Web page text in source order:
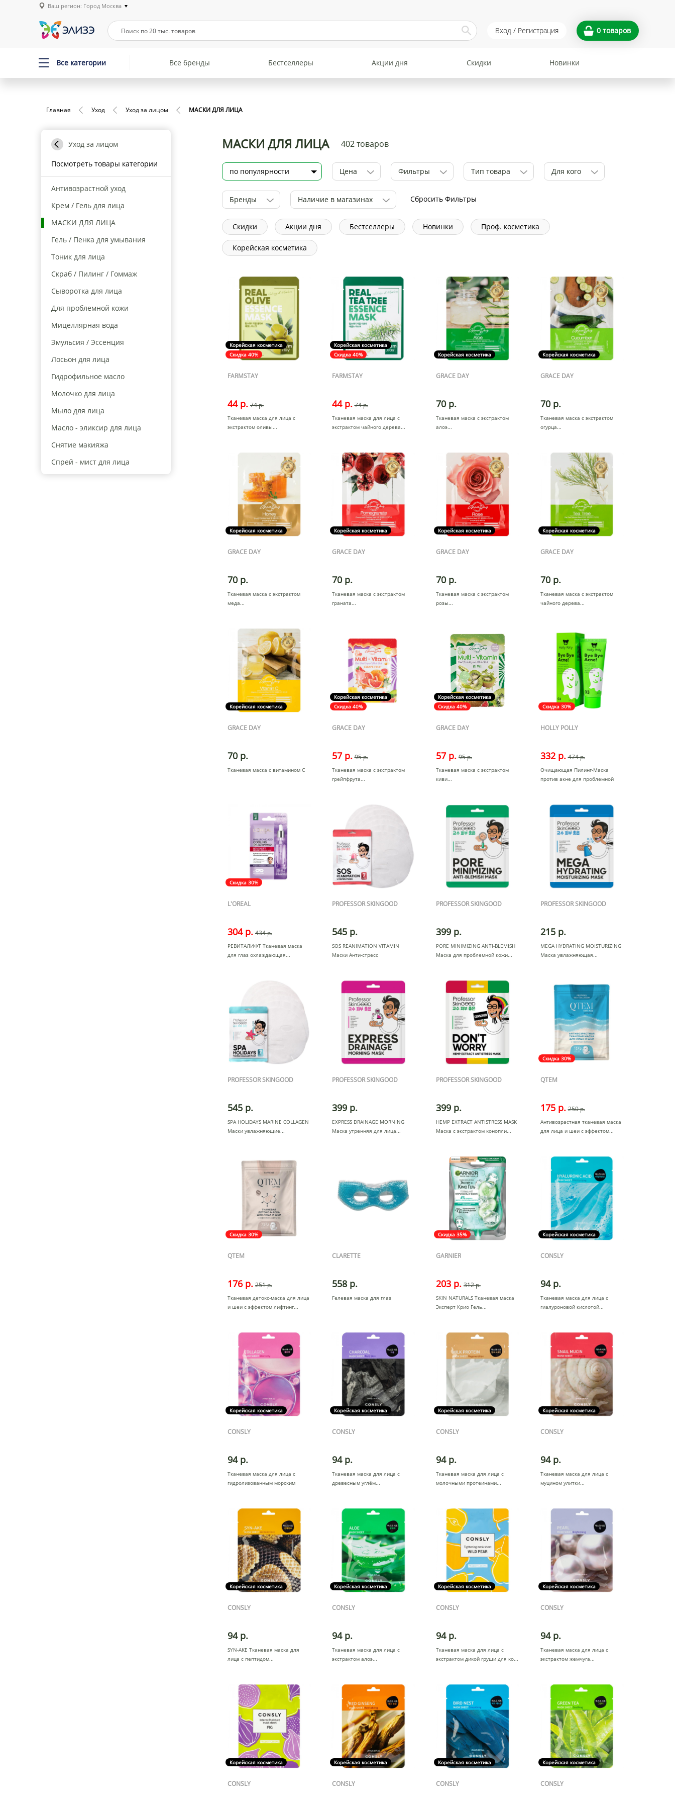
Ваш регион: Город Москва
Вход / Регистрация 0 товаров
Все категории Все бренды Бестселлеры Акции дня Скидки Новинки
Главная Уход Уход за лицом МАСКИ ДЛЯ ЛИЦА
Уход за лицом
Посмотреть товары категории
Антивозрастной уход
Крем / Гель для лица
МАСКИ ДЛЯ ЛИЦА
Гель / Пенка для умывания
Тоник для лица
Скраб / Пилинг / Гоммаж
Сыворотка для лица
Для проблемной кожи
Мицеллярная вода
Эмульсия / Эссенция
Лосьон для лица
Гидрофильное масло
Молочко для лица
Мыло для лица
Масло - эликсир для лица
Снятие макияжа
Спрей - мист для лица
МАСКИ ДЛЯ ЛИЦА 402 товаров
Цена Фильтры Тип товара Для кого
Бренды Наличие в магазинах Сбросить Фильтры
Скидки Акции дня Бестселлеры Новинки Проф. косметика
Корейская косметика
Корейская косметика
Скидка 40%
FARMSTAY
44 р. 74 р.
Тканевая маска для лица с
экстрактом оливы
Корейская косметика
Скидка 40%
FARMSTAY
44 р. 74 р.
Тканевая маска для лица с
экстрактом чайного дерева
Корейская косметика
GRACE DAY
70 р.
Тканевая маска с экстрактом
алоэ
Корейская косметика
GRACE DAY
70 р.
Тканевая маска с экстрактом
огурца
Корейская косметика
GRACE DAY
70 р.
Тканевая маска с экстрактом
меда
Корейская косметика
GRACE DAY
70 р.
Тканевая маска с экстрактом
граната
Корейская косметика
GRACE DAY
70 р.
Тканевая маска с экстрактом
розы
Корейская косметика
GRACE DAY
70 р.
Тканевая маска с экстрактом
чайного дерева
Корейская косметика
GRACE DAY
70 р.
Тканевая маска с витамином C
Корейская косметика
Скидка 40%
GRACE DAY
57 р. 95 р.
Тканевая маска с экстрактом
грейпфрута
Корейская косметика
Скидка 40%
GRACE DAY
57 р. 95 р.
Тканевая маска с экстрактом
киви
Скидка 30%
HOLLY POLLY
332 р. 474 р.
Очищающая Пилинг-Маска
против акне для проблемной
Скидка 30%
L'OREAL
304 р. 434 р.
РЕВИТАЛИФТ Тканевая маска
для глаз охлаждающая
PROFESSOR SKINGOOD
545 р.
SOS REANIMATION VITAMIN
Маски Анти-стресс
PROFESSOR SKINGOOD
399 р.
PORE MINIMIZING ANTI-BLEMISH
Маска для проблемной кожи
PROFESSOR SKINGOOD
215 р.
MEGA HYDRATING MOISTURIZING
Маска увлажняющая
PROFESSOR SKINGOOD
545 р.
SPA HOLIDAYS MARINE COLLAGEN
Маски увлажняющие
PROFESSOR SKINGOOD
399 р.
EXPRESS DRAINAGE MORNING
Маска утренняя для лица
PROFESSOR SKINGOOD
399 р.
HEMP EXTRACT ANTISTRESS MASK
Маска с экстрактом конопли
Скидка 30%
QTEM
175 р. 250 р.
Антивозрастная тканевая маска
для лица и шеи с эффектом
Скидка 30%
QTEM
176 р. 251 р.
Тканевая детокс-маска для лица
и шеи с эффектом лифтинг
CLARETTE
558 р.
Гелевая маска для глаз
Скидка 35%
GARNIER
203 р. 312 р.
SKIN NATURALS Тканевая маска
Эксперт Крио Гель
Корейская косметика
CONSLY
94 р.
Тканевая маска для лица с
гиалуроновой кислотой
Корейская косметика
CONSLY
94 р.
Тканевая маска для лица с
гидролизованным морским
Корейская косметика
CONSLY
94 р.
Тканевая маска для лица с
древесным углём
Корейская косметика
CONSLY
94 р.
Тканевая маска для лица с
молочными протеинами
Корейская косметика
CONSLY
94 р.
Тканевая маска для лица с
муцином улитки
Корейская косметика
CONSLY
94 р.
SYN-AKE Тканевая маска для
лица с пептидом
Корейская косметика
CONSLY
94 р.
Тканевая маска для лица с
экстрактом алоэ
Корейская косметика
CONSLY
94 р.
Тканевая маска для лица с
экстрактом дикой груши для ко
Корейская косметика
CONSLY
94 р.
Тканевая маска для лица с
экстрактом жемчуга
Корейская косметика
CONSLY
Корейская косметика
CONSLY
Корейская косметика
CONSLY
Корейская косметика
CONSLY